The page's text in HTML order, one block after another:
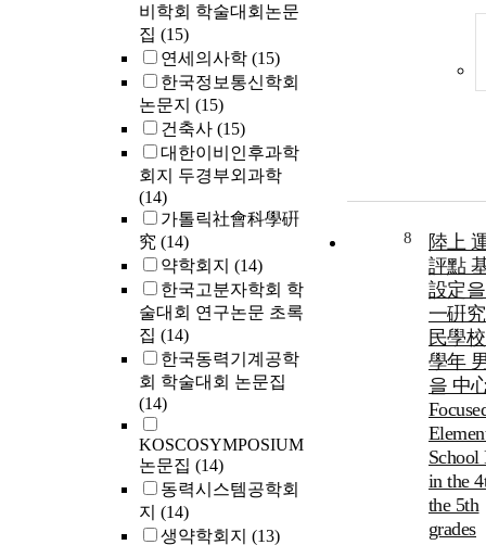
비학회 학술대회논문
집 (15)
연세의사학 (15)
한국정보통신학회
논문지 (15)
건축사 (15)
대한이비인후과학
회지 두경부외과학
(14)
가톨릭社會科學硏
究 (14)
약학회지 (14)
한국고분자학회 학
술대회 연구논문 초록
집 (14)
한국동력기계공학
회 학술대회 논문집
(14)
KOSCOSYMPOSIUM
논문집 (14)
동력시스템공학회
지 (14)
생약학회지 (13)
8
陸上
評點
設定
一硏
民學
學年
을 中
School
in the
the 5th
grades